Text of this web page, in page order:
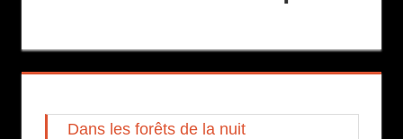
Dans les forêts de la nuit